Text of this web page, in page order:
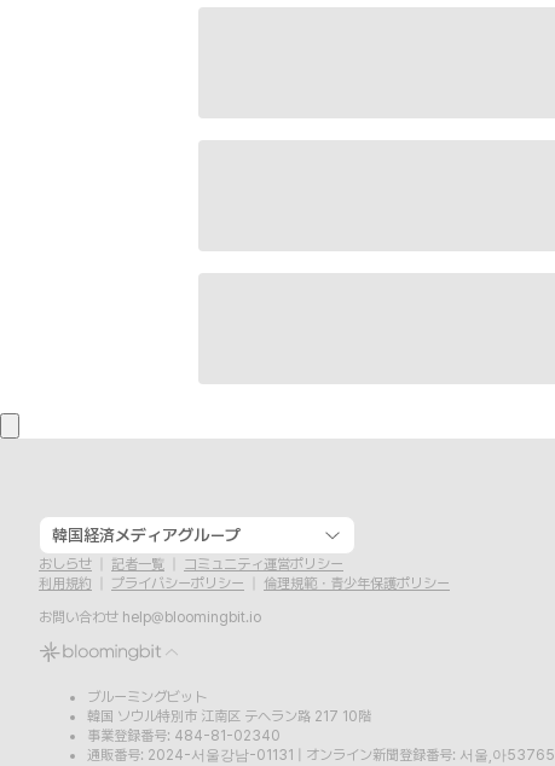
韓国経済メディアグループ
おしらせ 記者一覧
コミュニティ運営ポリシー
利用規約
プライバシーポリシー
倫理規範・青少年保護ポリシー
お問い合わせ help@bloomingbit.io
ブルーミングビット
韓国 ソウル特別市 江南区 テヘラン路 217 10階
事業登録番号: 484-81-02340
通販番号: 2024-서울강남-01131
オンライン新聞登録番号: 서울,아53765